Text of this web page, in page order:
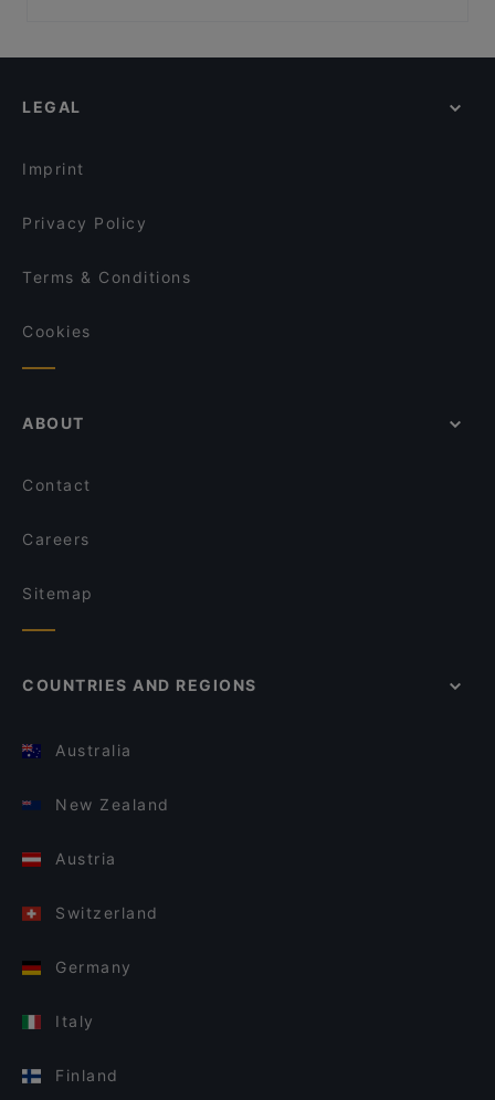
Nepalilainen Ravintola Mountain
Restaurant Maharaja Töölö
Mamma Rosa
B5 BLACK
Restaurants For A Party in Helsinki
LEGAL
Imprint
Privacy Policy
Terms & Conditions
Cookies
ABOUT
Contact
Careers
Sitemap
COUNTRIES AND REGIONS
Australia
New Zealand
Austria
Switzerland
Germany
Italy
Finland